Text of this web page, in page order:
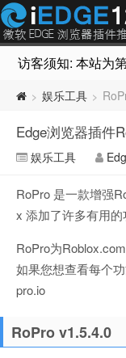
访客须知: 本站为
> 娱乐工具 >
Edge浏览器插件
娱乐工具
RoPro 是一款增强
x 添加了许多有用的
RoPro为
如果您想查看每个
pro.io
RoPro v1.5.4.0